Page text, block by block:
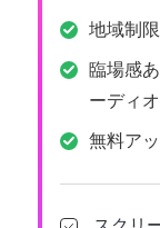
地域制
臨場感
ーディ
無料ア